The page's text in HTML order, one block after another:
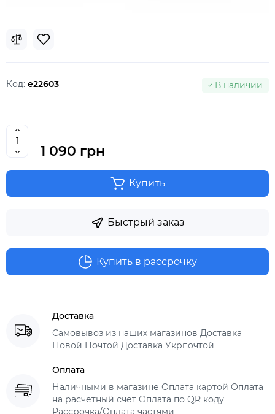
Код: e22603 В наличии
1 090 грн
Купить
Быстрый заказ
Купить в рассрочку
Доставка
Самовывоз из наших магазинов Доставка
Новой Почтой Доставка Укрпочтой
Оплата
Наличными в магазине Оплата картой Оплата
на расчетный счет Оплата по QR коду